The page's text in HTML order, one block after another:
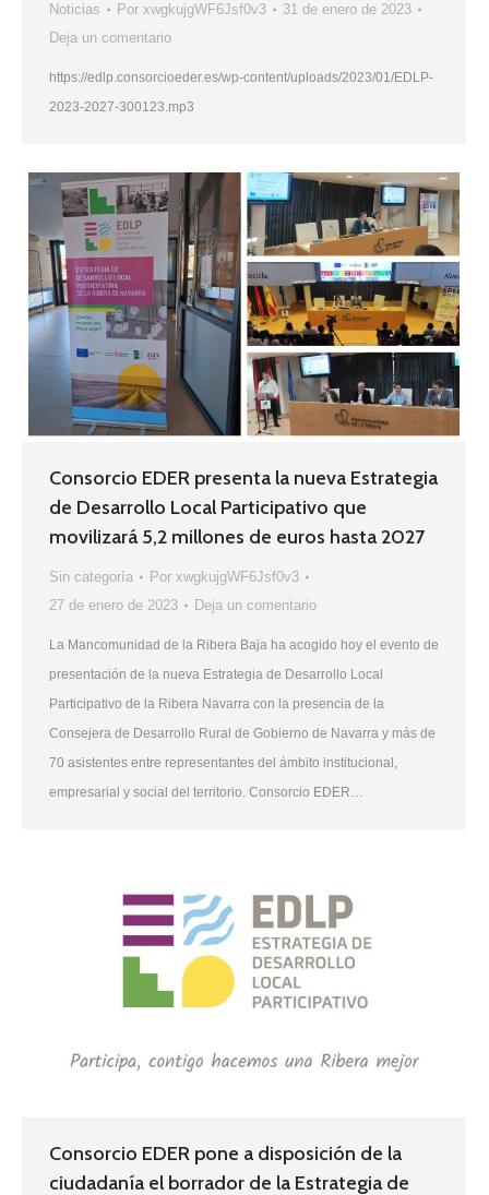
Noticias Por xwgkujgWF6Jsf0v3
31 de enero de 2023
Deja un comentario
https://edlp.consorcioeder.es/wp-content/uploads/2023/01/EDLP-
2023-2027-300123.mp3
Consorcio EDER presenta la nueva Estrategia
de Desarrollo Local Participativo que
movilizará 5,2 millones de euros hasta 2027
Sin categoría Por xwgkujgWF6Jsf0v3
27 de enero de 2023
Deja un comentario
La Mancomunidad de la Ribera Baja ha acogido hoy el evento de
presentación de la nueva Estrategia de Desarrollo Local
Participativo de la Ribera Navarra con la presencia de la
Consejera de Desarrollo Rural de Gobierno de Navarra y más de
70 asistentes entre representantes del ámbito institucional,
empresarial y social del territorio. Consorcio EDER…
Consorcio EDER pone a disposición de la
ciudadanía el borrador de la Estrategia de